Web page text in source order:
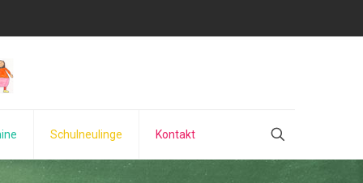
Schulneulinge Kontakt